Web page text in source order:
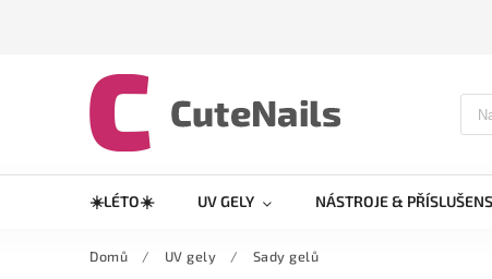
☀️LÉTO☀️ UV GELY NÁSTROJE &
Domů / UV gely / Sady gelů